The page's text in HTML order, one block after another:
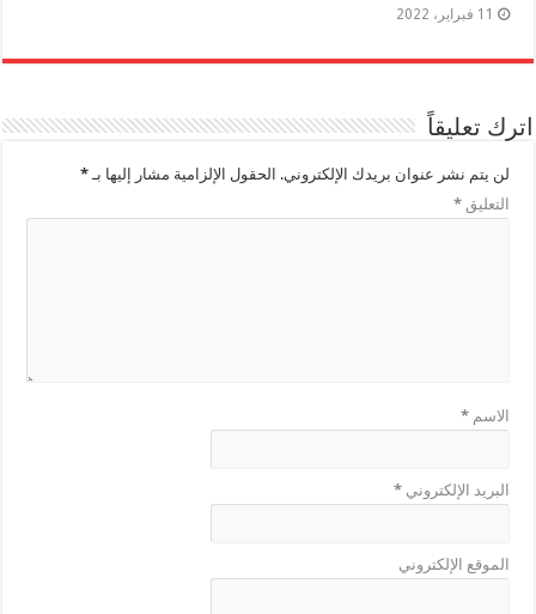
11 فبراير، 2022
اترك تعليقاً
لن يتم نشر عنوان بريدك الإلكتروني. الحقول الإلزامية مشار إليها بـ*
التعليق*
الاسم*
البريد الإلكتروني*
الموقع الإلكتروني